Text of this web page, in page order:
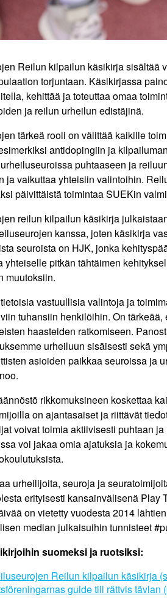
Reilun kilpailun käsikirja sisältää
torjuntaan. Käsikirjassa
kehittää ja toteuttaa omaa
ja reilun urheilun edistäjinä.
tärkeä rooli on välittää kaikille
antidopingiin ja
puhtaaseen ja
ja vaikuttaa yhteisiin valintoihin.
päivittäistä toimintaa SUEKin
reilun kilpailun käsikirja
kanssa, joten käsikirja
seuroista on HJK, jonka
yhteiselle pitkän tähtäimen
muutoksiin.
vastuullisia valintoja ja
tuhansiin henkilöihin. On
haasteiden ratkomiseen.
urheiluun sisäisesti sekä
asioiden paikkaa seuroissa ja
rikkomuksineen koskettaa
on ajantasaiset ja riittävät
voivat toimia aktiivisesti puhtaan
voi jakaa omia ajatuksia ja
urheilijoita, seuroja ja
erityisesti kansainvälisenä Play
on vietetty vuodesta 2014
median julkaisuihin tunnisteet
suomeksi ja ruotsiksi:
Reilun kilpailun käsikirja
guide till rättvis tävlan